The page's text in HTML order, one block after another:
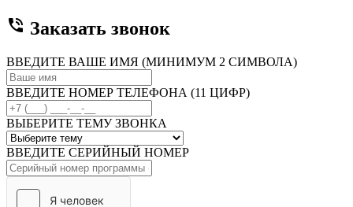
phone_in_talk Заказать звонок
ВВЕДИТЕ ВАШЕ ИМЯ (МИНИМУМ 2 СИМВОЛА)
ВВЕДИТЕ НОМЕР ТЕЛЕФОНА (11 ЦИФР)
ВЫБЕРИТЕ ТЕМУ ЗВОНКА
ВВЕДИТЕ СЕРИЙНЫЙ НОМЕР